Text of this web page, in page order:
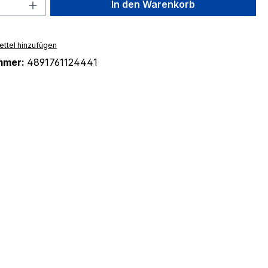
In den Warenkorb
hinzufügen
4891761124441